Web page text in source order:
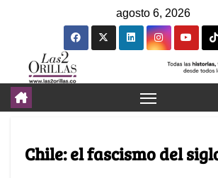
agosto 6, 2026
Chile: el fascismo del